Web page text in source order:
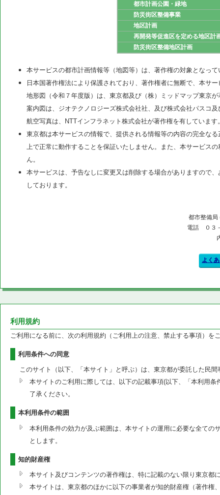
都市計画公園・緑地
防災街区整備事業
地区計画
再開発等促進区を定める地区計
防災街区整備地区計画
本サービスの都市計画情報等（地図等）は、著作権の対象となって
日本国著作権法により保護されており、著作権者に無断で、本サ
地形図（令和７年度版）は、東京都及び（株）ミッドマップ東京
案内図は、ジオテクノロジーズ株式会社社、及び株式会社パスコ
航空写真は、NTTインフラネット株式会社が著作権を有しています
東京都は本サービスの情報で、提供される情報等の内容の完全な
上で正常に動作することを保証いたしません。また、本サービス
ん。
本サービスは、予告なしに変更又は削除する場合がありますので
しております。
都市整備局
電話 ０３
よく
利用規約
ご利用になる前に、次の利用規約（ご利用上の注意、禁止する事項）を
利用条件への同意
このサイト（以下、「本サイト」と呼ぶ）は、東京都が委託した民
本サイトのご利用に際しては、以下の記載事項(以下、「本利用
了承ください。
本利用条件の範囲
本利用条件の効力が及ぶ範囲は、本サイトの運用に必要な全て
とします。
知的財産権
本サイト及びコンテンツの著作権は、特に記載のない限り東京
本サイトは、東京都のほかに以下の事業者が知的財産権（著作権